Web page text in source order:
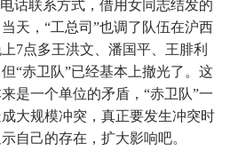
话联系方式，借用女同志结发的
天，“工总司”也调了队伍在沪西
7点多王洪文、潘国平、王腓利
“赤卫队”已经基本上撤光了。这
是一个单位的矛盾，“赤卫队”一
大规模冲突，真正要发生冲突时
自己的存在，扩大影响吧。